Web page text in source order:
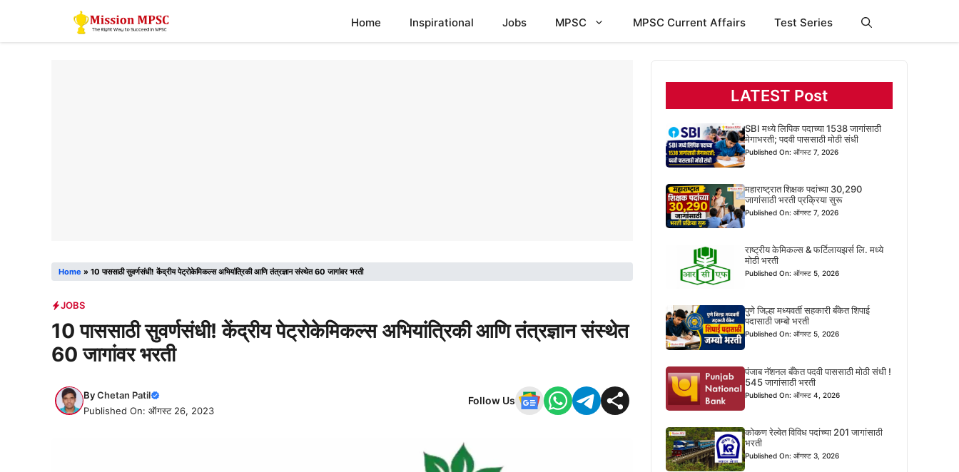
Home Inspirational Jobs MPSC MPSC Current Affairs Test Series
Home » 10 पाससाठी सुवर्णसंधी! केंद्रीय पेट्रोकेमिकल्स अभियांत्रिकी आणि तंत्रज्ञान संस्थेत 60 जागांवर भरती
JOBS
10 पाससाठी सुवर्णसंधी! केंद्रीय पेट्रोकेमिकल्स अभियांत्रिकी आणि तंत्रज्ञान संस्थेत
60 जागांवर भरती
ByChetan Patil
Published On: ऑगस्ट 26, 2023
Follow Us
LATEST Post
SBI मध्ये लिपिक पदाच्या 1538 जागांसाठी
मेगाभरती; पदवी पाससाठी मोठी संधी
Published On: ऑगस्ट 7, 2026
महाराष्ट्रात शिक्षक पदांच्या 30,290
जागांसाठी भरती प्रक्रिया सुरू
Published On: ऑगस्ट 7, 2026
राष्ट्रीय केमिकल्स & फर्टिलायझर्स लि. मध्ये
मोठी भरती
Published On: ऑगस्ट 5, 2026
पुणे जिल्हा मध्यवर्ती सहकारी बँकेत शिपाई
पदासाठी जम्बो भरती
Published On: ऑगस्ट 5, 2026
पंजाब नॅशनल बँकेत पदवी पाससाठी मोठी संधी !
545 जागांसाठी भरती
Published On: ऑगस्ट 4, 2026
कोकण रेल्वेत विविध पदांच्या 201 जागांसाठी
भरती
Published On: ऑगस्ट 3, 2026